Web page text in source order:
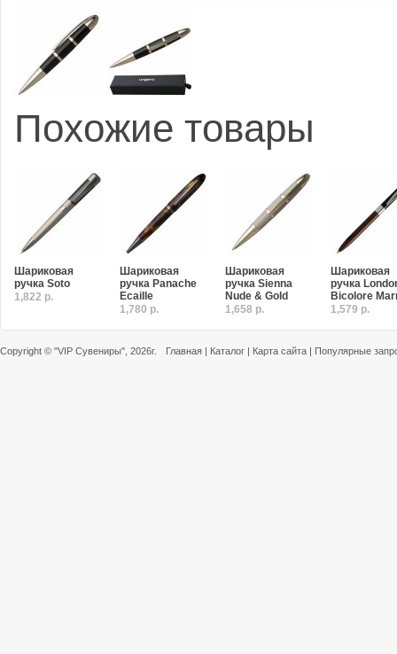
Похожие товары
Шариковая
ручка Soto
1,822 р.
Шариковая
ручка Panache
Ecaille
1,780 р.
Шариковая
ручка Sienna
Nude & Gold
1,658 р.
Шариковая
ручка
Bicolore
1,579 р.
Copyright © "VIP Сувениры" , 2026г. Главная | Каталог | Карта сайта | Популярные